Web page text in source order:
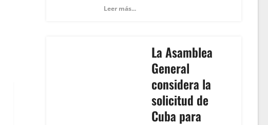
Leer más...
La Asamblea
General
considera la
solicitud de
Cuba para